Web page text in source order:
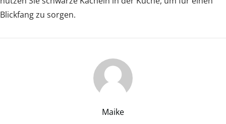
Blickfang zu sorgen.
Maike